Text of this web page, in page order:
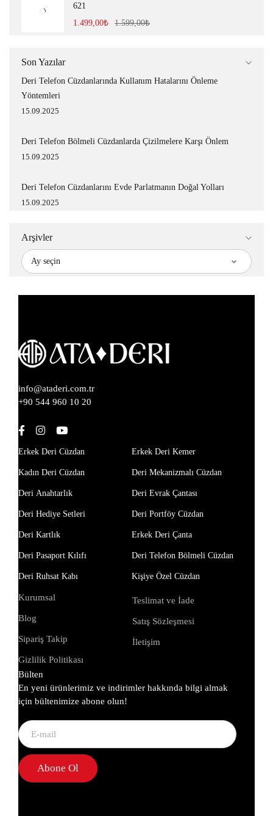
621
1.599,00₺
1.499,00₺
Son Yazılar
Deri Telefon Cüzdanlarında Kullanım Hatalarını Önleme
Yöntemleri
15.09.2025
Deri Telefon Bölmeli Cüzdanlarda Çizilmelere Karşı Önlem
15.09.2025
Deri Telefon Cüzdanlarını Evde Parlatmanın Doğal Yolları
15.09.2025
Arşivler
info@ataderi.com.tr
+90 544 960 10 20
Erkek Deri Cüzdan
Kadın Deri Cüzdan
Deri Anahtarlık
Deri Hediye Setleri
Deri Kartlık
Deri Pasaport Kılıfı
Deri Ruhsat Kabı
Erkek Deri Kemer
Deri Mekanizmalı Cüzdan
Deri Evrak Çantası
Deri Portföy Cüzdan
Erkek Deri Çanta
Deri Telefon Bölmeli Cüzdan
Kişiye Özel Cüzdan
Kurumsal
Blog
Sipariş Takip
Gizlilik Politikası
Teslimat ve İade
Satış Sözleşmesi
İletişim
Bülten
En yeni ürünlerimiz ve indirimler hakkında bilgi almak
için bültenimize abone olun!
Abone Ol